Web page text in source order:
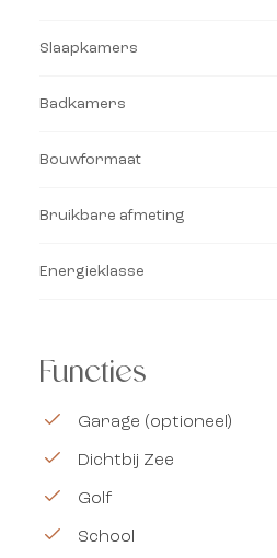
Slaapkamers
Badkamers
Bouwformaat
Bruikbare afmeting
Energieklasse
Functies
Garage (optioneel)
Dichtbij Zee
Golf
School